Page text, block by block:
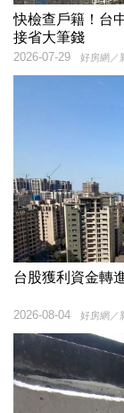
快檢查戶籍！台
接省大筆錢
好房網／
2026-07-29
台股獲利資金轉
好房網／
2026-08-04